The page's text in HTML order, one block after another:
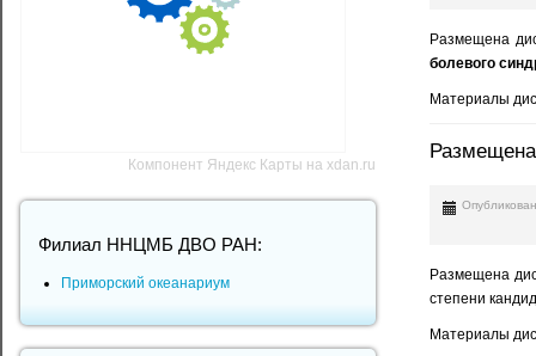
Размещена
болевого
Материалы
Размещена
степени
Материалы
Компонент Яндекс Карты на xdan.ru
Филиал ННЦМБ ДВО РАН:
Приморский океанариум